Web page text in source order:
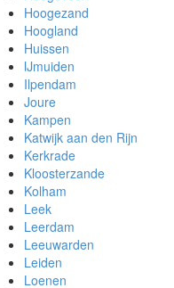
Hoogezand
Hoogland
Huissen
IJmuiden
Ilpendam
Joure
Kampen
Katwijk aan den Rijn
Kerkrade
Kloosterzande
Kolham
Leek
Leerdam
Leeuwarden
Leiden
Loenen